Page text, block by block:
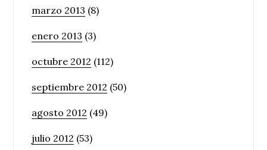
marzo 2013 (8)
enero 2013 (3)
octubre 2012 (112)
septiembre 2012 (50)
agosto 2012 (49)
julio 2012 (53)